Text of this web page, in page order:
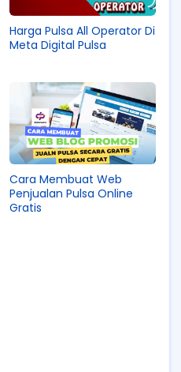
Harga Pulsa All Operator Di
Meta Digital Pulsa
Cara Membuat Web
Penjualan Pulsa Online
Gratis